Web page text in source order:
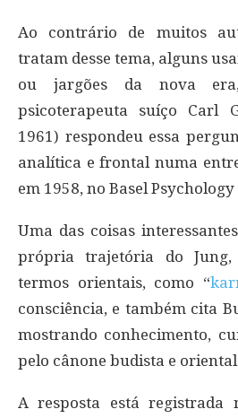
Ao contrário de muitos
tratam desse tema, alguns
ou jargões da nova
psicoterapeuta suíço Carl
1961) respondeu essa
analítica e frontal numa
em 1958, no Basel
Uma das coisas
própria trajetória do
termos orientais, como “
consciência, e também cita
mostrando conhecimento,
pelo cânone budista e
A resposta está registrada